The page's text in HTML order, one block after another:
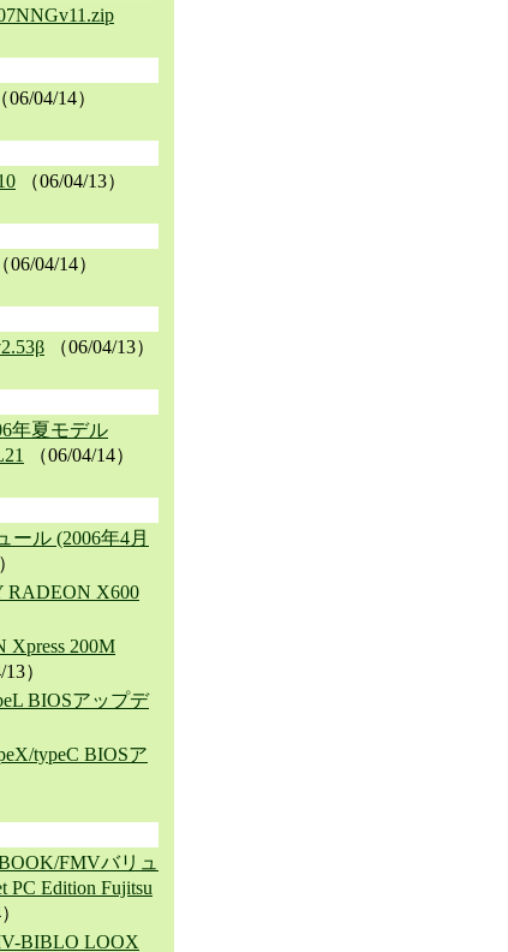
06/04/14）
（06/04/13）
06/04/14）
（06/04/13）
年夏モデル
（06/04/14）
ール (2006年4月
RADEON X600
Xpress 200M
）
BIOSアップデ
typeC BIOSア
FMVバリュ
PC Edition Fujitsu
BIBLO LOOX